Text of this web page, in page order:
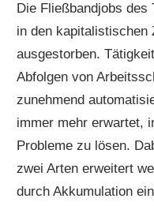
Die Fließbandjobs
in den kapitalistischen
ausgestorben.
Abfolgen von
zunehmend
immer mehr erwartet,
Probleme zu lösen.
zwei Arten erweitert
durch Akkumulation